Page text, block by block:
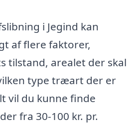
i Jegind kan
af flere faktorer,
tilstand, arealet der skal
type træart der er
vil du kunne finde
fra 30-100 kr. pr.